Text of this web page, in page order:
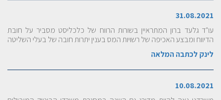
31.08.2021
עו"ד גלעד ברון המתראיין בשורות הרווח של כלכליסט מסביר על חובת
הדיווח ומבצע האכיפה של רשויות המס בענין יתרות חובה של בעלי השליטה
לינק לכתבה המלאה
10.08.2021